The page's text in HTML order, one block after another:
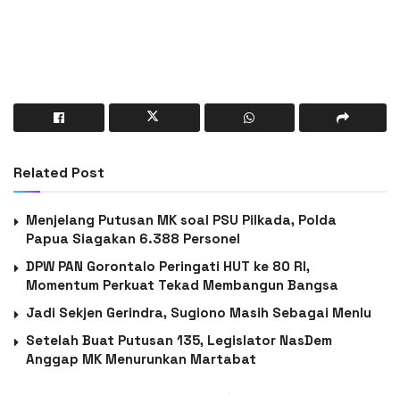
Related Post
Menjelang Putusan MK soal PSU Pilkada, Polda
Papua Siagakan 6.388 Personel
DPW PAN Gorontalo Peringati HUT ke 80 RI,
Momentum Perkuat Tekad Membangun Bangsa
Jadi Sekjen Gerindra, Sugiono Masih Sebagai Menlu
Setelah Buat Putusan 135, Legislator NasDem
Anggap MK Menurunkan Martabat